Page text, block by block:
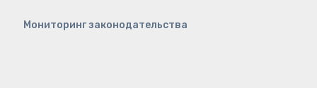
Мониторинг законодательства